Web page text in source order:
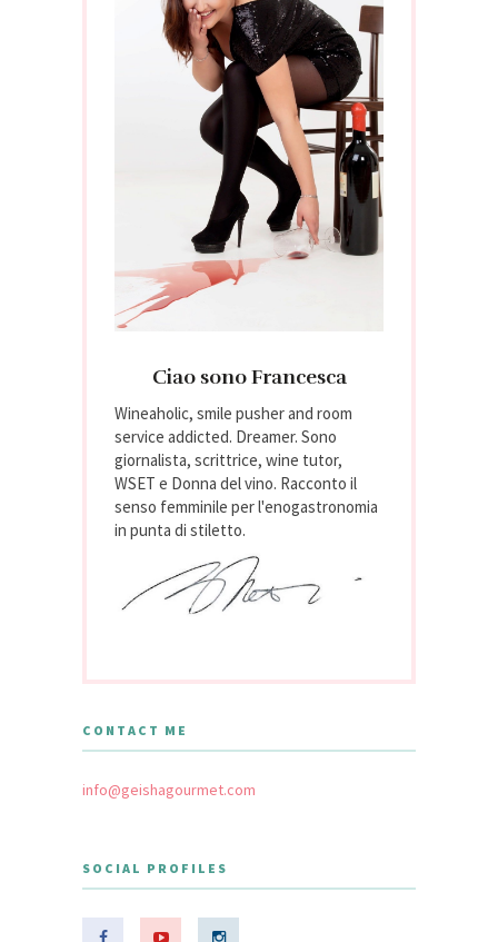
Ciao sono Francesca
Wineaholic, smile pusher and room
service addicted. Dreamer. Sono
giornalista, scrittrice, wine tutor,
WSET e Donna del vino. Racconto il
senso femminile per l'enogastronomia
in punta di stiletto.
CONTACT ME
info@geishagourmet.com
SOCIAL PROFILES